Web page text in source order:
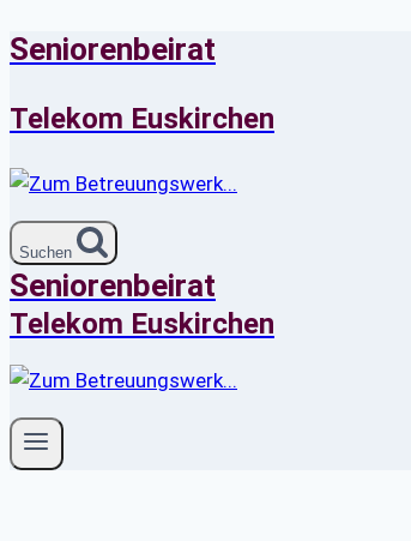
Zum
springen
Seniorenbeirat
Telekom Euskirchen
Suchen
Seniorenbeirat
Telekom Euskirchen